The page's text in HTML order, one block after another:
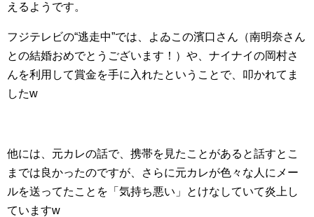
えるようです。
フジテレビの“逃走中”では、よゐこの濱口さん（南明奈さん
との結婚おめでとうございます！）や、ナイナイの岡村さ
んを利用して賞金を手に入れたということで、叩かれてま
したw
他には、元カレの話で、携帯を見たことがあると話すとこ
までは良かったのですが、さらに元カレが色々な人にメー
ルを送ってたことを「気持ち悪い」とけなしていて炎上し
ていますw